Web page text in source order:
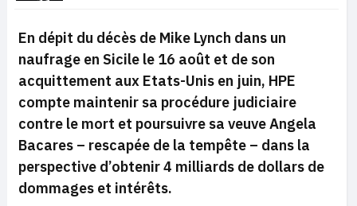
En dépit du décès de Mike Lynch dans un
naufrage en Sicile le 16 août et de son
acquittement aux Etats-Unis en juin, HPE
compte maintenir sa procédure judiciaire
contre le mort et poursuivre sa veuve Angela
Bacares – rescapée de la tempête – dans la
perspective d’obtenir 4 milliards de dollars de
dommages et intérêts.